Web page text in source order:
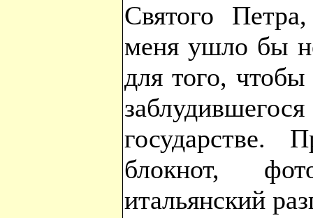
Святого
меня ушло бы
для того,
блокнот,
итальянский